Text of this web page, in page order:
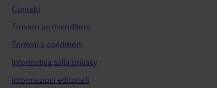
Contatti
Trovare un rivenditore
Termini e condizioni
Informativa sulla privacy
Informazioni editoriali